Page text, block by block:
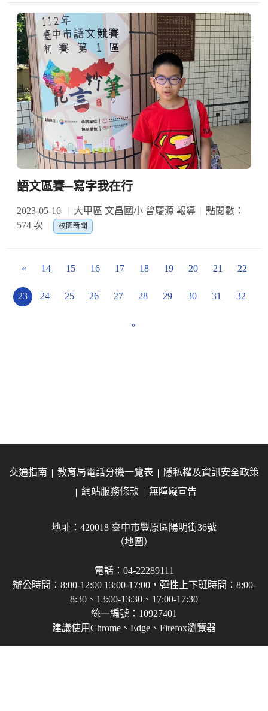
語文區賽─寫字我在行
2023-05-16 大甲區 文昌國小 曾慶源 報導
點閱數：
574 次
校園新聞
« 14 15 16 17 18 19 20 21 22
23 24 25 26 27 28 29 30 31 32
»
交通指南 教育局電話分機一覽表
隱私權及資訊安全政策
網站服務條款
無障礙宣告
地址：420018 臺中市豐原區陽明街36號
（地圖）
電話：04-22289111
辦公時間：8:00-12:00 13:00-17:00，彈性上下班時間：8:00-
8:30、13:00-13:30、17:00-17:30
統一編號：10927401
建議使用Chrome、Edge、Firefox瀏覽器